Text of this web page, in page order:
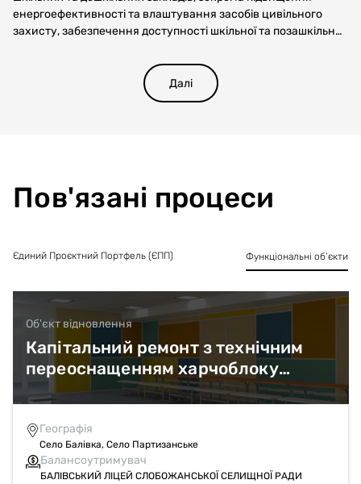
енергоефективності та влаштування засобів цивільного
захисту, забезпечення доступності шкільної та позашкільної
Далі
Пов'язані процеси
Єдиний Проєктний Портфель (ЄПП) Функціональні об’єкти
Об'єкт відновлення
Капітальний ремонт з технічним
переоснащенням харчоблоку
Балівського ліцею Слобожанської
селищної ради за адресою:
Дніпропетровська область,
Дніпровський район, с. Балівка,
вул. Калинова, 52-Б
Географія
Село Балівка, Село Партизанське
Балансоутримувач
БАЛІВСЬКИЙ ЛІЦЕЙ СЛОБОЖАНСЬКОЇ СЕЛИЩНОЇ РАДИ
Об'єкт відновлення
Капітальний ремонт з технічним
переоснащенням харчоблоку
Партизанського ліцею
Слобожанської селищної ради за
адресою: Дніпропетровська
область, Дніпровський район, с.
Партизанське, вул. Шкільна, 18
Географія
Село Балівка, Село Партизанське
Балансоутримувач
ПАРТИЗАНСЬКИЙ ЛІЦЕЙ СЛОБОЖАНСЬКОЇ СЕЛИЩНОЇ РАДИ